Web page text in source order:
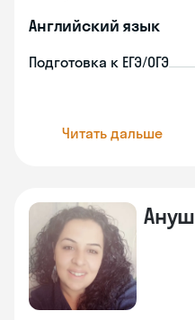
Английский язык
Подготовка к ЕГЭ/ОГЭ
Читать дальше
Ануш